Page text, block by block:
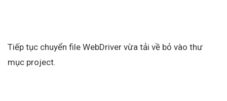
Tiếp tục chuyển file WebDriver vừa tải về bỏ vào thư
mục project.